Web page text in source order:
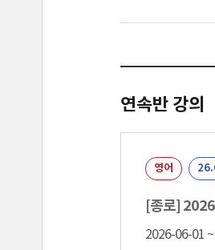
연속반 강의
영어
[종로]
2026-06-01